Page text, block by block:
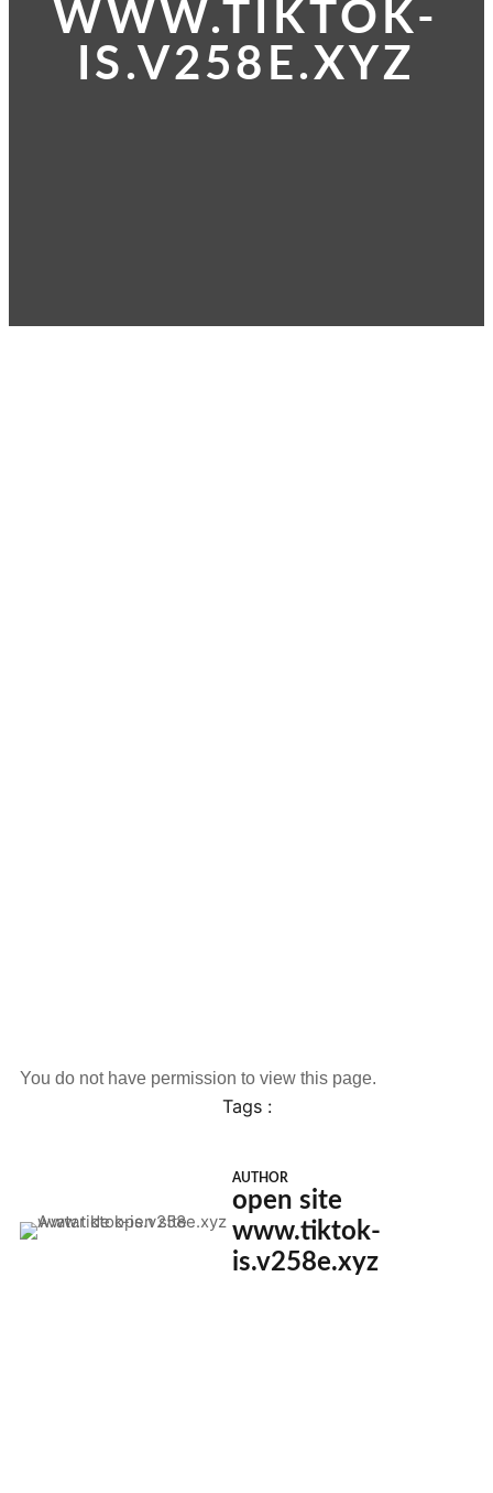
WWW.TIKTOK-
IS.V258E.XYZ
You do not have permission to view this page.
Tags :
AUTHOR
open site
www.tiktok-
is.v258e.xyz